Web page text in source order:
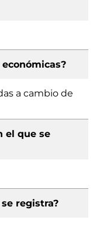
a cambio de
el que se
registra?